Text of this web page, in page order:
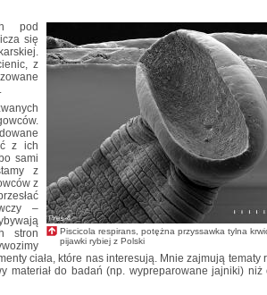
Piscicola respirans, potężna przyssawka tylna
pijawki rybiej z Polski
pod
się
z
z ich
sami
z
z
–
stron
ciała, które nas interesują. Mnie zajmują tematy
materiał do badań (np. wypreparowane jajniki) niż